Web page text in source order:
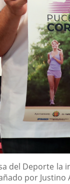
del Deporte
por Justino